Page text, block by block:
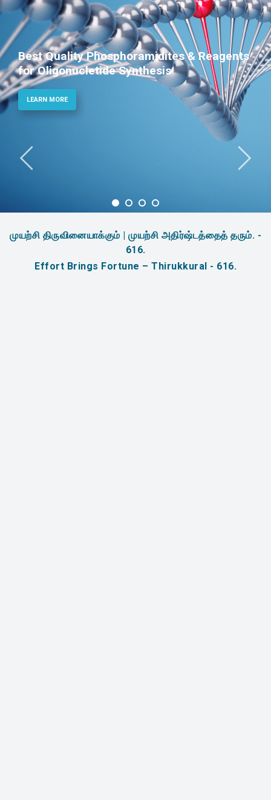
Best Quality Phosphoramidites & Reagents
for Oligonucletide Synthesis
LEARN MORE
முயற்சி திருவினையாக்கும் | முயற்சி அதிர்ஷ்டத்தைத் தரும். -
616.
Effort Brings Fortune – Thirukkural - 616.